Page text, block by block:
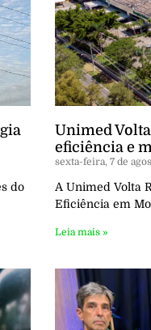
do
Unimed
eficiência e
sexta-feira, 7 de
A Unimed Volta
Eficiência em
Leia mais »